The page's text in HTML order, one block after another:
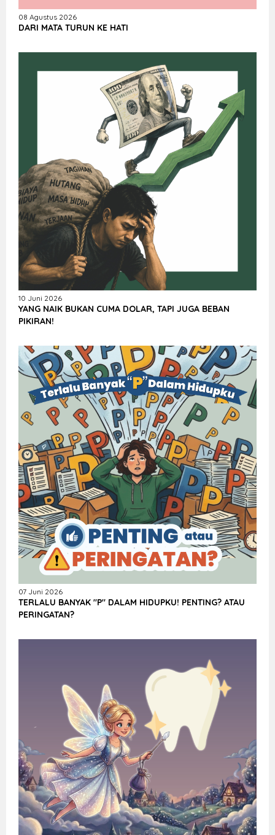
08 Agustus 2026
DARI MATA TURUN KE HATI
10 Juni 2026
YANG NAIK BUKAN CUMA DOLAR, TAPI JUGA BEBAN
PIKIRAN!
07 Juni 2026
TERLALU BANYAK "P" DALAM HIDUPKU! PENTING? ATAU
PERINGATAN?